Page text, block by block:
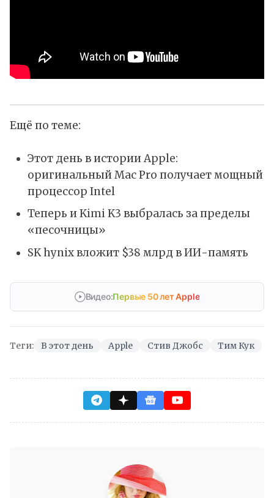
Ещё по теме:
Этот день в истории Apple:
оригинальный Mac Pro получает мощный
процессор Intel
Теперь и Kimi K3 выбралась за пределы
«песочницы»
SK hynix вложит $38 млрд в ИИ-память
Видео:Первые 50 лет Apple
Теги: В этот день Apple Стив Джобс Тим Кук